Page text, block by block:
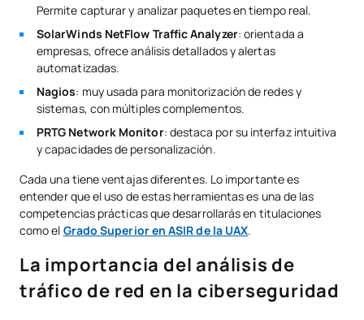
Permite capturar y analizar paquetes en tiempo real.
SolarWinds NetFlow Traffic Analyzer: orientada a
empresas, ofrece análisis detallados y alertas
automatizadas.
Nagios: muy usada para monitorización de redes y
sistemas, con múltiples complementos.
PRTG Network Monitor: destaca por su interfaz intuitiva
y capacidades de personalización.
Cada una tiene ventajas diferentes. Lo importante es
entender que el uso de estas herramientas es una de las
competencias prácticas que desarrollarás en titulaciones
como el Grado Superior en ASIR de la UAX.
La importancia del análisis de
tráfico de red en la ciberseguridad